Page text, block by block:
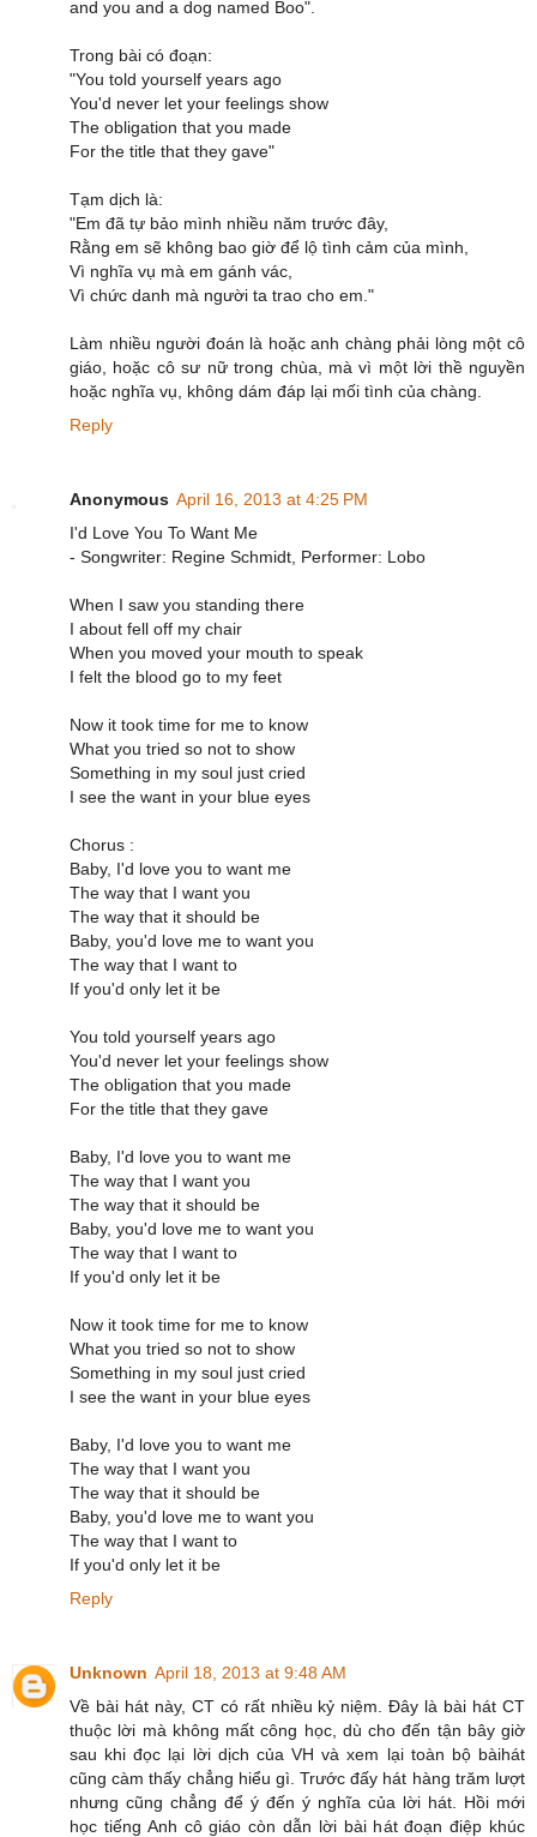
and you and a dog named Boo".
Trong bài có đoạn:
"You told yourself years ago
You'd never let your feelings show
The obligation that you made
For the title that they gave"
Tạm dịch là:
"Em đã tự bảo mình nhiều năm trước đây,
Rằng em sẽ không bao giờ để lộ tình cảm của mình,
Vì nghĩa vụ mà em gánh vác,
Vì chức danh mà người ta trao cho em."
Làm nhiều người đoán là hoặc anh chàng phải lòng một cô
giáo, hoặc cô sư nữ trong chùa, mà vì một lời thề nguyền
hoặc nghĩa vụ, không dám đáp lại mối tình của chàng.
Reply
Anonymous April 16, 2013 at 4:25 PM
I'd Love You To Want Me
- Songwriter: Regine Schmidt, Performer: Lobo
When I saw you standing there
I about fell off my chair
When you moved your mouth to speak
I felt the blood go to my feet
Now it took time for me to know
What you tried so not to show
Something in my soul just cried
I see the want in your blue eyes
Chorus :
Baby, I'd love you to want me
The way that I want you
The way that it should be
Baby, you'd love me to want you
The way that I want to
If you'd only let it be
You told yourself years ago
You'd never let your feelings show
The obligation that you made
For the title that they gave
Baby, I'd love you to want me
The way that I want you
The way that it should be
Baby, you'd love me to want you
The way that I want to
If you'd only let it be
Now it took time for me to know
What you tried so not to show
Something in my soul just cried
I see the want in your blue eyes
Baby, I'd love you to want me
The way that I want you
The way that it should be
Baby, you'd love me to want you
The way that I want to
If you'd only let it be
Reply
Unknown April 18, 2013 at 9:48 AM
Về bài hát này, CT có rất nhiều kỷ niệm. Đây là bài hát CT
thuộc lời mà không mất công học, dù cho đến tận bây giờ
sau khi đọc lại lời dịch của VH và xem lại toàn bộ bàihát
cũng càm thấy chẳng hiểu gì. Trước đấy hát hàng trăm lượt
nhưng cũng chẳng để ý đến ý nghĩa của lời hát. Hồi mới
học tiếng Anh cô giáo còn dẫn lời bài hát đoạn điệp khúc